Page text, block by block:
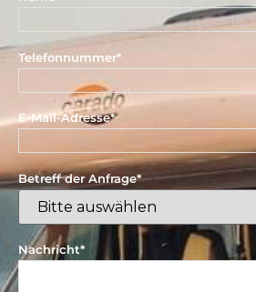
Telefonnummer*
E-Mail-Adresse*
Betreff der Anfrage*
Nachricht*